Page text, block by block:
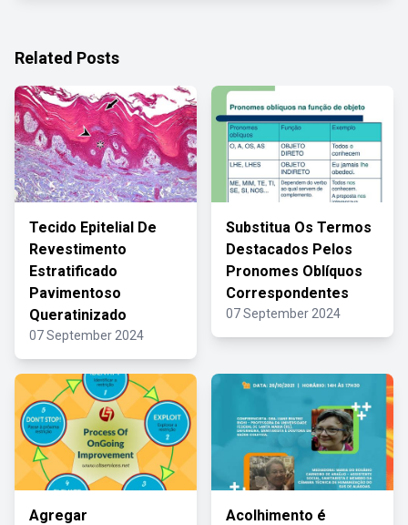
Related Posts
Tecido Epitelial De
Revestimento
Estratificado
Pavimentoso
Queratinizado
07 September 2024
Substitua Os Termos
Destacados Pelos
Pronomes Oblíquos
Correspondentes
07 September 2024
Agregar Acolhimento é